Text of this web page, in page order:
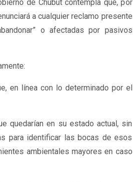
de Chubut contempla que, por
a cualquier reclamo presente
o afectadas por pasivos
en línea con lo determinado por el
quedarían en su estado actual, sin
para identificar las bocas de esos
ambientales mayores en caso